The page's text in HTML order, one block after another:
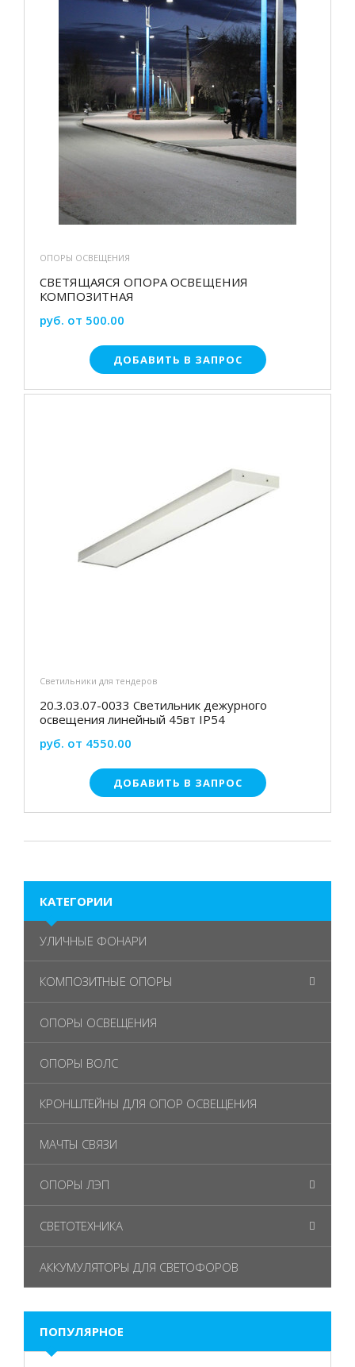
ОПОРЫ ОСВЕЩЕНИЯ
СВЕТЯЩАЯСЯ ОПОРА ОСВЕЩЕНИЯ
КОМПОЗИТНАЯ
руб. от 500.00
ДОБАВИТЬ В ЗАПРОС
Светильники для тендеров
20.3.03.07-0033 Светильник дежурного
освещения линейный 45вт IP54
руб. от 4550.00
ДОБАВИТЬ В ЗАПРОС
КАТЕГОРИИ
УЛИЧНЫЕ ФОНАРИ
КОМПОЗИТНЫЕ ОПОРЫ
ОПОРЫ ОСВЕЩЕНИЯ
ОПОРЫ ВОЛС
КРОНШТЕЙНЫ ДЛЯ ОПОР ОСВЕЩЕНИЯ
МАЧТЫ СВЯЗИ
ОПОРЫ ЛЭП
СВЕТОТЕХНИКА
АККУМУЛЯТОРЫ ДЛЯ СВЕТОФОРОВ
ПОПУЛЯРНОЕ